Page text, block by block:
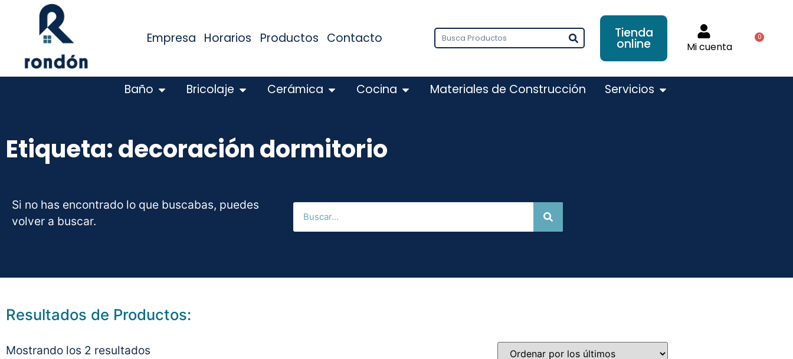
Empresa Horarios Productos Contacto Tienda
online Mi cuenta
0
Baño Bricolaje Cerámica Cocina Materiales de Construcción Servicios
Etiqueta: decoración dormitorio
Si no has encontrado lo que buscabas, puedes
volver a buscar.
Resultados de Productos:
Mostrando los 2 resultados